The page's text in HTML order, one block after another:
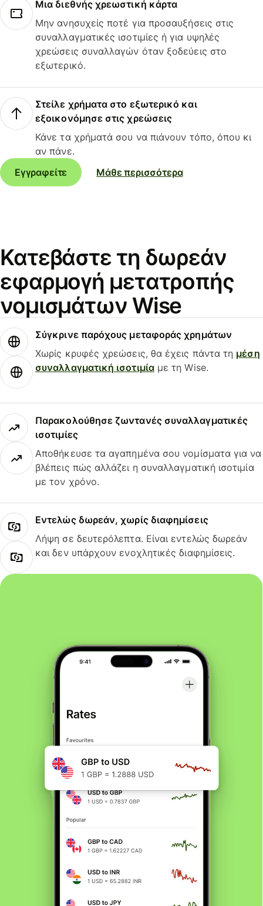
Μια διεθνής χρεωστική κάρτα
Μην ανησυχείς ποτέ για προσαυξήσεις στις
συναλλαγματικές ισοτιμίες ή για υψηλές
χρεώσεις συναλλαγών όταν ξοδεύεις στο
εξωτερικό.
Στείλε χρήματα στο εξωτερικό και
εξοικονόμησε στις χρεώσεις
Κάνε τα χρήματά σου να πιάνουν τόπο, όπου κι
αν πάνε.
Εγγραφείτε
Μάθε περισσότερα
Κατεβάστε τη δωρεάν
εφαρμογή μετατροπής
νομισμάτων Wise
Σύγκρινε παρόχους μεταφοράς χρημάτων
Χωρίς κρυφές χρεώσεις, θα έχεις πάντα τη μέση
συναλλαγματική ισοτιμίαμε τη Wise.
Παρακολούθησε ζωντανές συναλλαγματικές
ισοτιμίες
Αποθήκευσε τα αγαπημένα σου νομίσματα για να
βλέπεις πώς αλλάζει η συναλλαγματική ισοτιμία
με τον χρόνο.
Εντελώς δωρεάν, χωρίς διαφημίσεις
Λήψη σε δευτερόλεπτα. Είναι εντελώς δωρεάν
και δεν υπάρχουν ενοχλητικές διαφημίσεις.